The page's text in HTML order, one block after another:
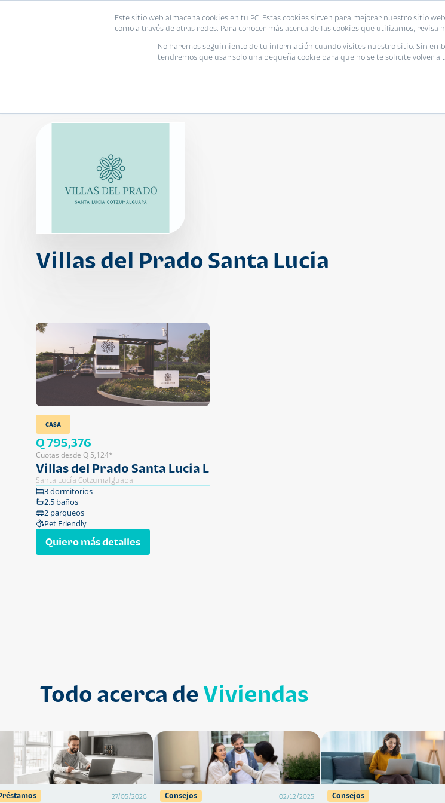
Este sitio web almacena cookies en tu PC. Estas cookies sirven para mejorar nuestro sitio
como a través de otras redes. Para conocer más acerca de las cookies que utilizamos, revisa
No haremos seguimiento de tu información cuando visites nuestro sitio. Sin
tendremos que usar solo una pequeña cookie para que no se te solicite volver a
Villas del Prado Santa Lucia
CASA
Q 795,376
Cuotas desde Q 5,124*
Villas del Prado Santa Lucia L
Santa Lucía Cotzumalguapa
3 dormitorios
2.5 baños
2 parqueos
Pet Friendly
Quiero más detalles
Todo acerca de Viviendas
Viviendas Eventos Promociones
27/05/2026 Consejos 02/12/2025 Consejos